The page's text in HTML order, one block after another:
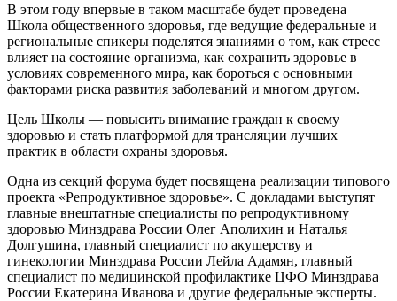
В этом году впервые в таком масштабе будет проведена
Школа общественного здоровья, где ведущие федеральные и
региональные спикеры поделятся знаниями о том, как стресс
влияет на состояние организма, как сохранить здоровье в
условиях современного мира, как бороться с основными
факторами риска развития заболеваний и многом другом.
Цель Школы — повысить внимание граждан к своему
здоровью и стать платформой для трансляции лучших
практик в области охраны здоровья.
Одна из секций форума будет посвящена реализации типового
проекта «Репродуктивное здоровье». С докладами выступят
главные внештатные специалисты по репродуктивному
здоровью Минздрава России Олег Аполихин и Наталья
Долгушина, главный специалист по акушерству и
гинекологии Минздрава России Лейла Адамян, главный
специалист по медицинской профилактике ЦФО Минздрава
России Екатерина Иванова и другие федеральные эксперты.